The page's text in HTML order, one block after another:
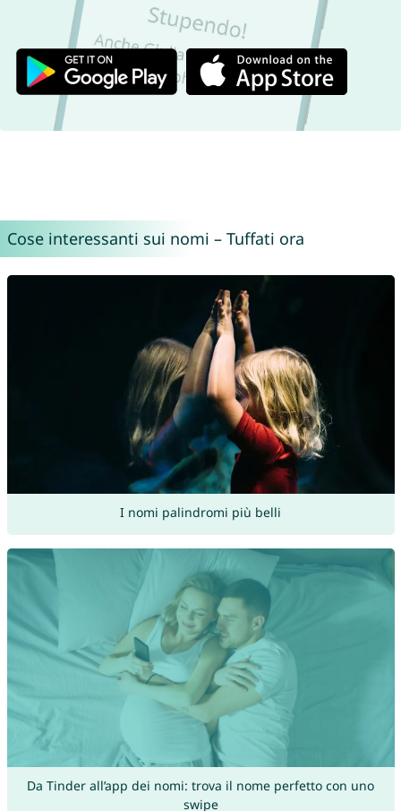
Cose interessanti sui nomi – Tuffati ora
I nomi palindromi più belli
Da Tinder all’app dei nomi: trova il nome perfetto con uno
swipe